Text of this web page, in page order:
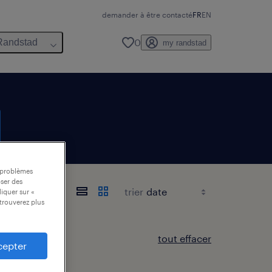
demander à être contactéFREN
0 my randstad
trier
tout effacer
des
sur «
plus